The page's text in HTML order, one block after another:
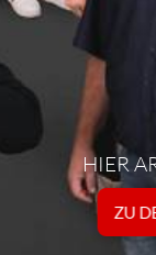
HIER
ZU